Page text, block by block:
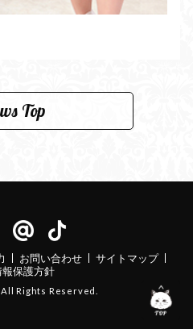
Top
お問い合わせ
サイトマップ
保護方針
Rights Reserved.